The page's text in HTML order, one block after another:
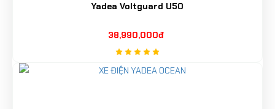
Yadea Voltguard U50
38,990,000đ